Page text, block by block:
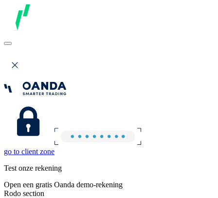
go to client zone
Test onze rekening
Open een gratis Oanda demo-rekening
Rodo section